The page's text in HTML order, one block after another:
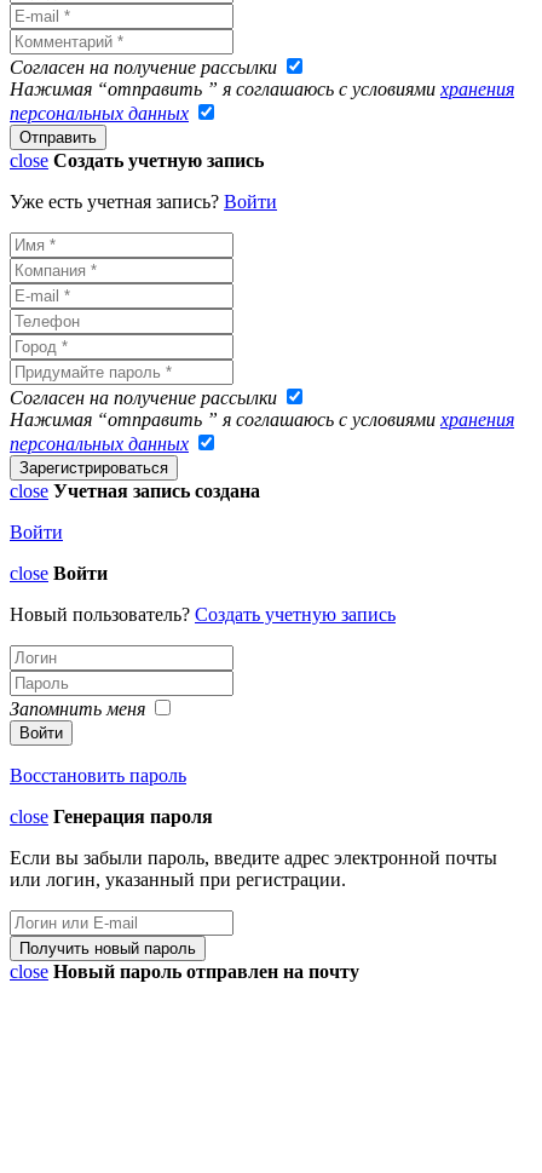
Согласен на получение рассылки
Нажимая “отправить ” я соглашаюсь с условиями хранения
персональных данных
close Создать учетную запись
Уже есть учетная запись? Войти
Согласен на получение рассылки
Нажимая “отправить ” я соглашаюсь с условиями хранения
персональных данных
close Учетная запись создана
Войти
close Войти
Новый пользователь? Создать учетную запись
Запомнить меня
Восстановить пароль
close Генерация пароля
Если вы забыли пароль, введите адрес электронной почты
или логин, указанный при регистрации.
close Новый пароль отправлен на почту